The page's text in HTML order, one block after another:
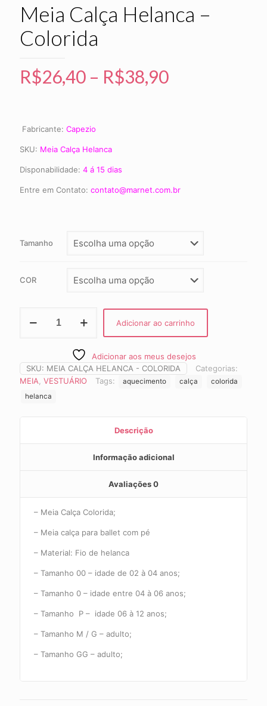
Meia Calça Helanca –
Colorida
R$26,40 – R$38,90
Fabricante: Capezio
SKU: Meia Calça Helanca
Disponabilidade: 4 á 15 dias
Entre em Contato: contato@marnet.com.br
Tamanho
COR
Calça
quantidade
Adicionar ao carrinho
Adicionar aos meus desejos
SKU: MEIA CALÇA HELANCA - COLORIDA
Categorias:
MEIA VESTUÁRIO Tags: aquecimento calça
colorida
helanca
Descrição
Informação adicional
Avaliações0
– Meia Calça Colorida;
– Meia calça para ballet com pé
– Material: Fio de helanca
– Tamanho 00 – idade de 02 à 04 anos;
– Tamanho 0 – idade entre 04 à 06 anos;
– Tamanho P – idade 06 à 12 anos;
– Tamanho M / G – adulto;
– Tamanho GG – adulto;